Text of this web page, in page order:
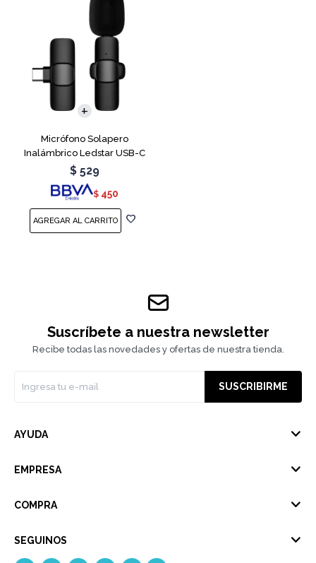
Micrófono Solapero
Inalámbrico Ledstar USB-C
$ 529
$ 450
Suscríbete a nuestra newsletter
Recibe todas las novedades y ofertas de nuestra tienda.
SUSCRIBIRME
AYUDA
EMPRESA
COMPRA
SEGUINOS